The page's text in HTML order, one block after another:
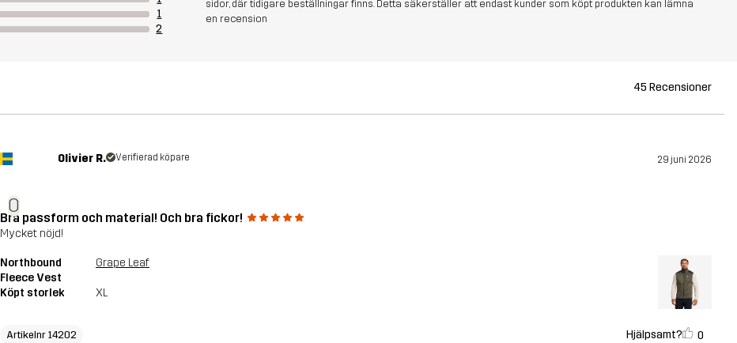
1
2
sidor, där tidigare beställningar finns. Detta säkerställer att endast kunder som köpt produkten kan lämna
en recension
45 Recensioner
O
Olivier R. Verifierad köpare 29 juni 2026
Bra passform och material! Och bra fickor!
Mycket nöjd!
Northbound
Fleece Vest
Grape Leaf
Köpt storlek XL
Artikelnr 14202 Hjälpsamt? 0